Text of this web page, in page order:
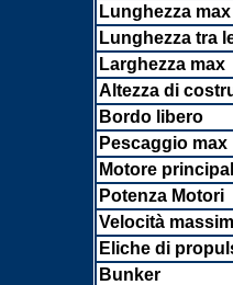
Lunghezza max
Lunghezza tra
Larghezza max
Altezza di
Bordo libero
Pescaggio max
Motore
Potenza Motori
Velocità
Eliche di
Bunker